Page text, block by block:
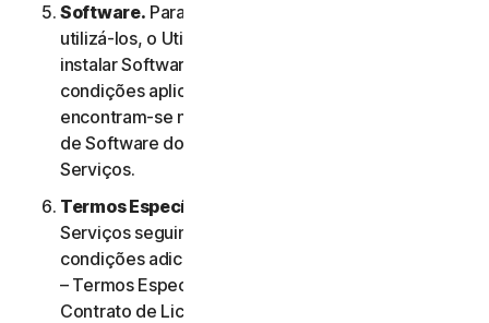
Software. Para aceder a determinados Serviços e
utilizá-los, o Utilizador poderá ter de transferir e
instalar Software num Dispositivo. Os termos e
condições aplicáveis à utilização desse Software
encontram-se na Cláusula 3.ª – Termos de Licença
de Software do presente Contrato de Licença e
Serviços.
Termos Específicos de Alguns Serviços.
Serviços seguintes estão sujeitos a termos e
condições adicionais, estabelecidos na Cláusula 4.ª
– Termos Específicos de Alguns Serviços do
Contrato de Licença e Serviços: (i) Backup na